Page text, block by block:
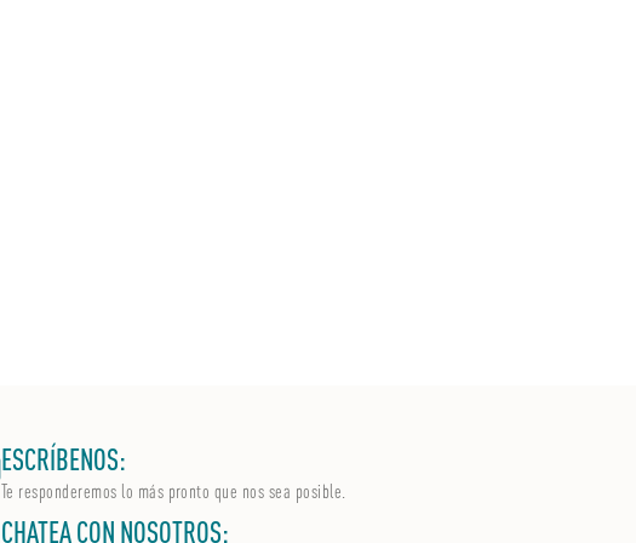
ESCRÍBENOS:
Te responderemos lo más pronto que nos sea posible.
CHATEA CON NOSOTROS: